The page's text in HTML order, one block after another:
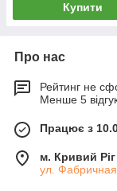
Купити
Про нас
Рейтинг не
Менше 5
Працює з
м. Кривий Ріг
ул.